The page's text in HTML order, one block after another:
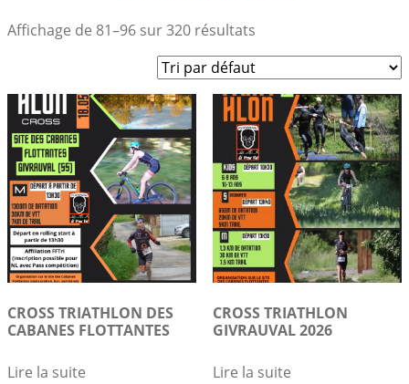
Affichage de 81–96 sur 320 résultats
CROSS TRIATHLON DES
CABANES FLOTTANTES
Lire la suite
CROSS TRIATHLON
GIVRAUVAL 2026
Lire la suite